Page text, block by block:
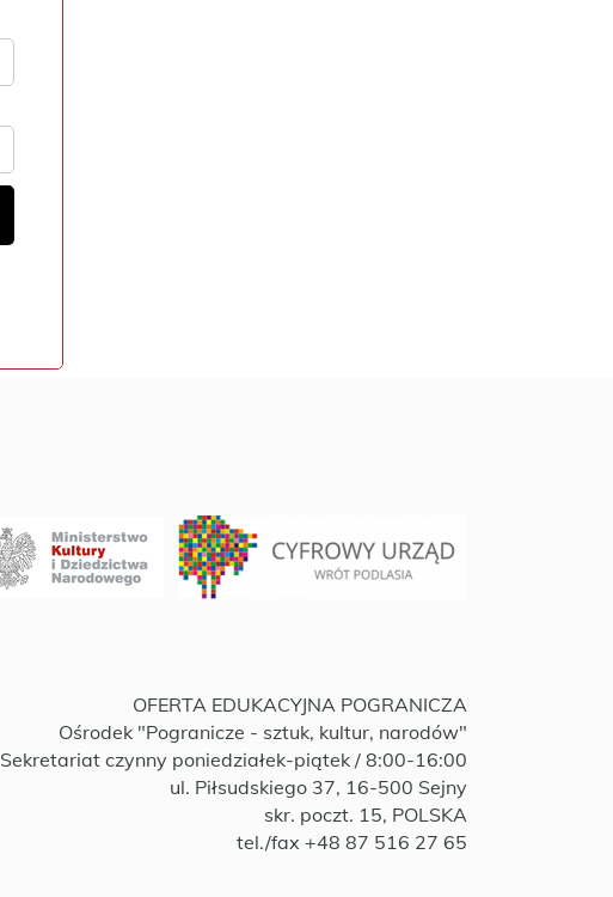
OFERTA EDUKACYJNA POGRANICZA
Ośrodek "Pogranicze - sztuk, kultur, narodów"
Sekretariat czynny poniedziałek-piątek / 8:00-16:00
ul. Piłsudskiego 37, 16-500 Sejny
skr. poczt. 15, POLSKA
tel./fax +48 87 516 27 65